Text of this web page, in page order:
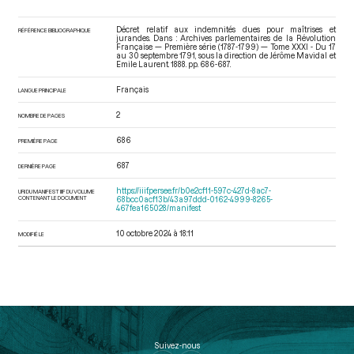
RÉFÉRENCE BIBLIOGRAPHIQUE
Décret relatif aux indemnités dues pour maîtrises et
jurandes. Dans : Archives parlementaires de la Révolution
Française — Première série (1787-1799) — Tome XXXI - Du 17
au 30 septembre 1791 , sous la direction de Jérôme Mavidal et
Emile Laurent. 1888. pp. 686-687.
LANGUE PRINCIPALE Français
NOMBRE DE PAGES 2
PREMIÈRE PAGE 686
DERNIÈRE PAGE 687
URI DU MANIFEST IIIF DU VOLUME
CONTENANT LE DOCUMENT
https://iiif.persee.fr/b0e2cf11-597c-427d-8ac7-
68bcc0acf13b/43a97ddd-0162-4999-8265-
467fea165028/manifest
MODIFIÉ LE 10 octobre 2024 à 18:11
Suivez-nous